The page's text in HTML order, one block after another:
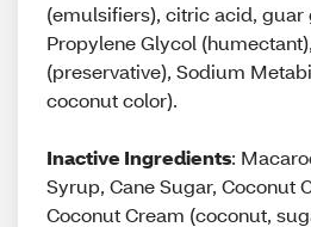
(emulsifiers), citric acid, guar
Propylene Glycol
(preservative), Sodium
coconut color).
Inactive Ingredients:
Syrup, Cane Sugar, Coconut
Coconut Cream (coconut,